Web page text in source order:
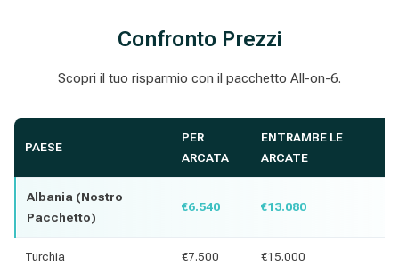
Confronto Prezzi
Scopri il tuo risparmio con il pacchetto All-on-6.
PAESE
PER
ARCATA
ENTRAMBE LE
ARCATE
Albania (Nostro
Pacchetto)
€6.540 €13.080
Turchia €7.500 €15.000